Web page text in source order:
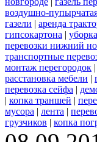
воздушно-
газели | аренда
гипсокартона |
перевозки нижний
транспортные
монтаж перегородок |
расстановка мебели |
перевозка сейфа |
| копка траншей |
мусора | лента |
грузчиков | копка